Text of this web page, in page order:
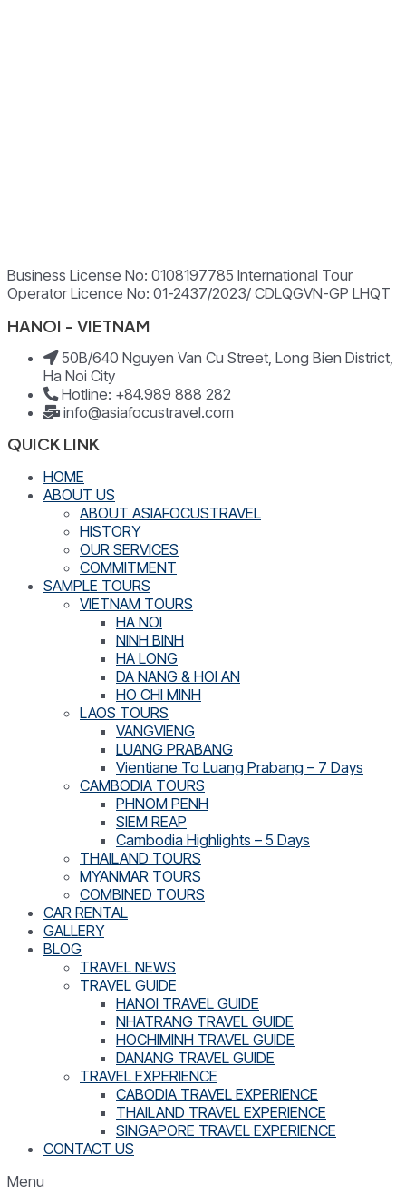
Business License No: 0108197785 International Tour
Operator Licence No: 01-2437/2023/ CDLQGVN-GP LHQT
HANOI - VIETNAM
50B/640 Nguyen Van Cu Street, Long Bien District,
Ha Noi City
Hotline: +84.989 888 282
info@asiafocustravel.com
QUICK LINK
HOME
ABOUT US
ABOUT ASIAFOCUSTRAVEL
HISTORY
OUR SERVICES
COMMITMENT
SAMPLE TOURS
VIETNAM TOURS
HA NOI
NINH BINH
HA LONG
DA NANG & HOI AN
HO CHI MINH
LAOS TOURS
VANGVIENG
LUANG PRABANG
Vientiane To Luang Prabang – 7 Days
CAMBODIA TOURS
PHNOM PENH
SIEM REAP
Cambodia Highlights – 5 Days
THAILAND TOURS
MYANMAR TOURS
COMBINED TOURS
CAR RENTAL
GALLERY
BLOG
TRAVEL NEWS
TRAVEL GUIDE
HANOI TRAVEL GUIDE
NHATRANG TRAVEL GUIDE
HOCHIMINH TRAVEL GUIDE
DANANG TRAVEL GUIDE
TRAVEL EXPERIENCE
CABODIA TRAVEL EXPERIENCE
THAILAND TRAVEL EXPERIENCE
SINGAPORE TRAVEL EXPERIENCE
CONTACT US
Menu